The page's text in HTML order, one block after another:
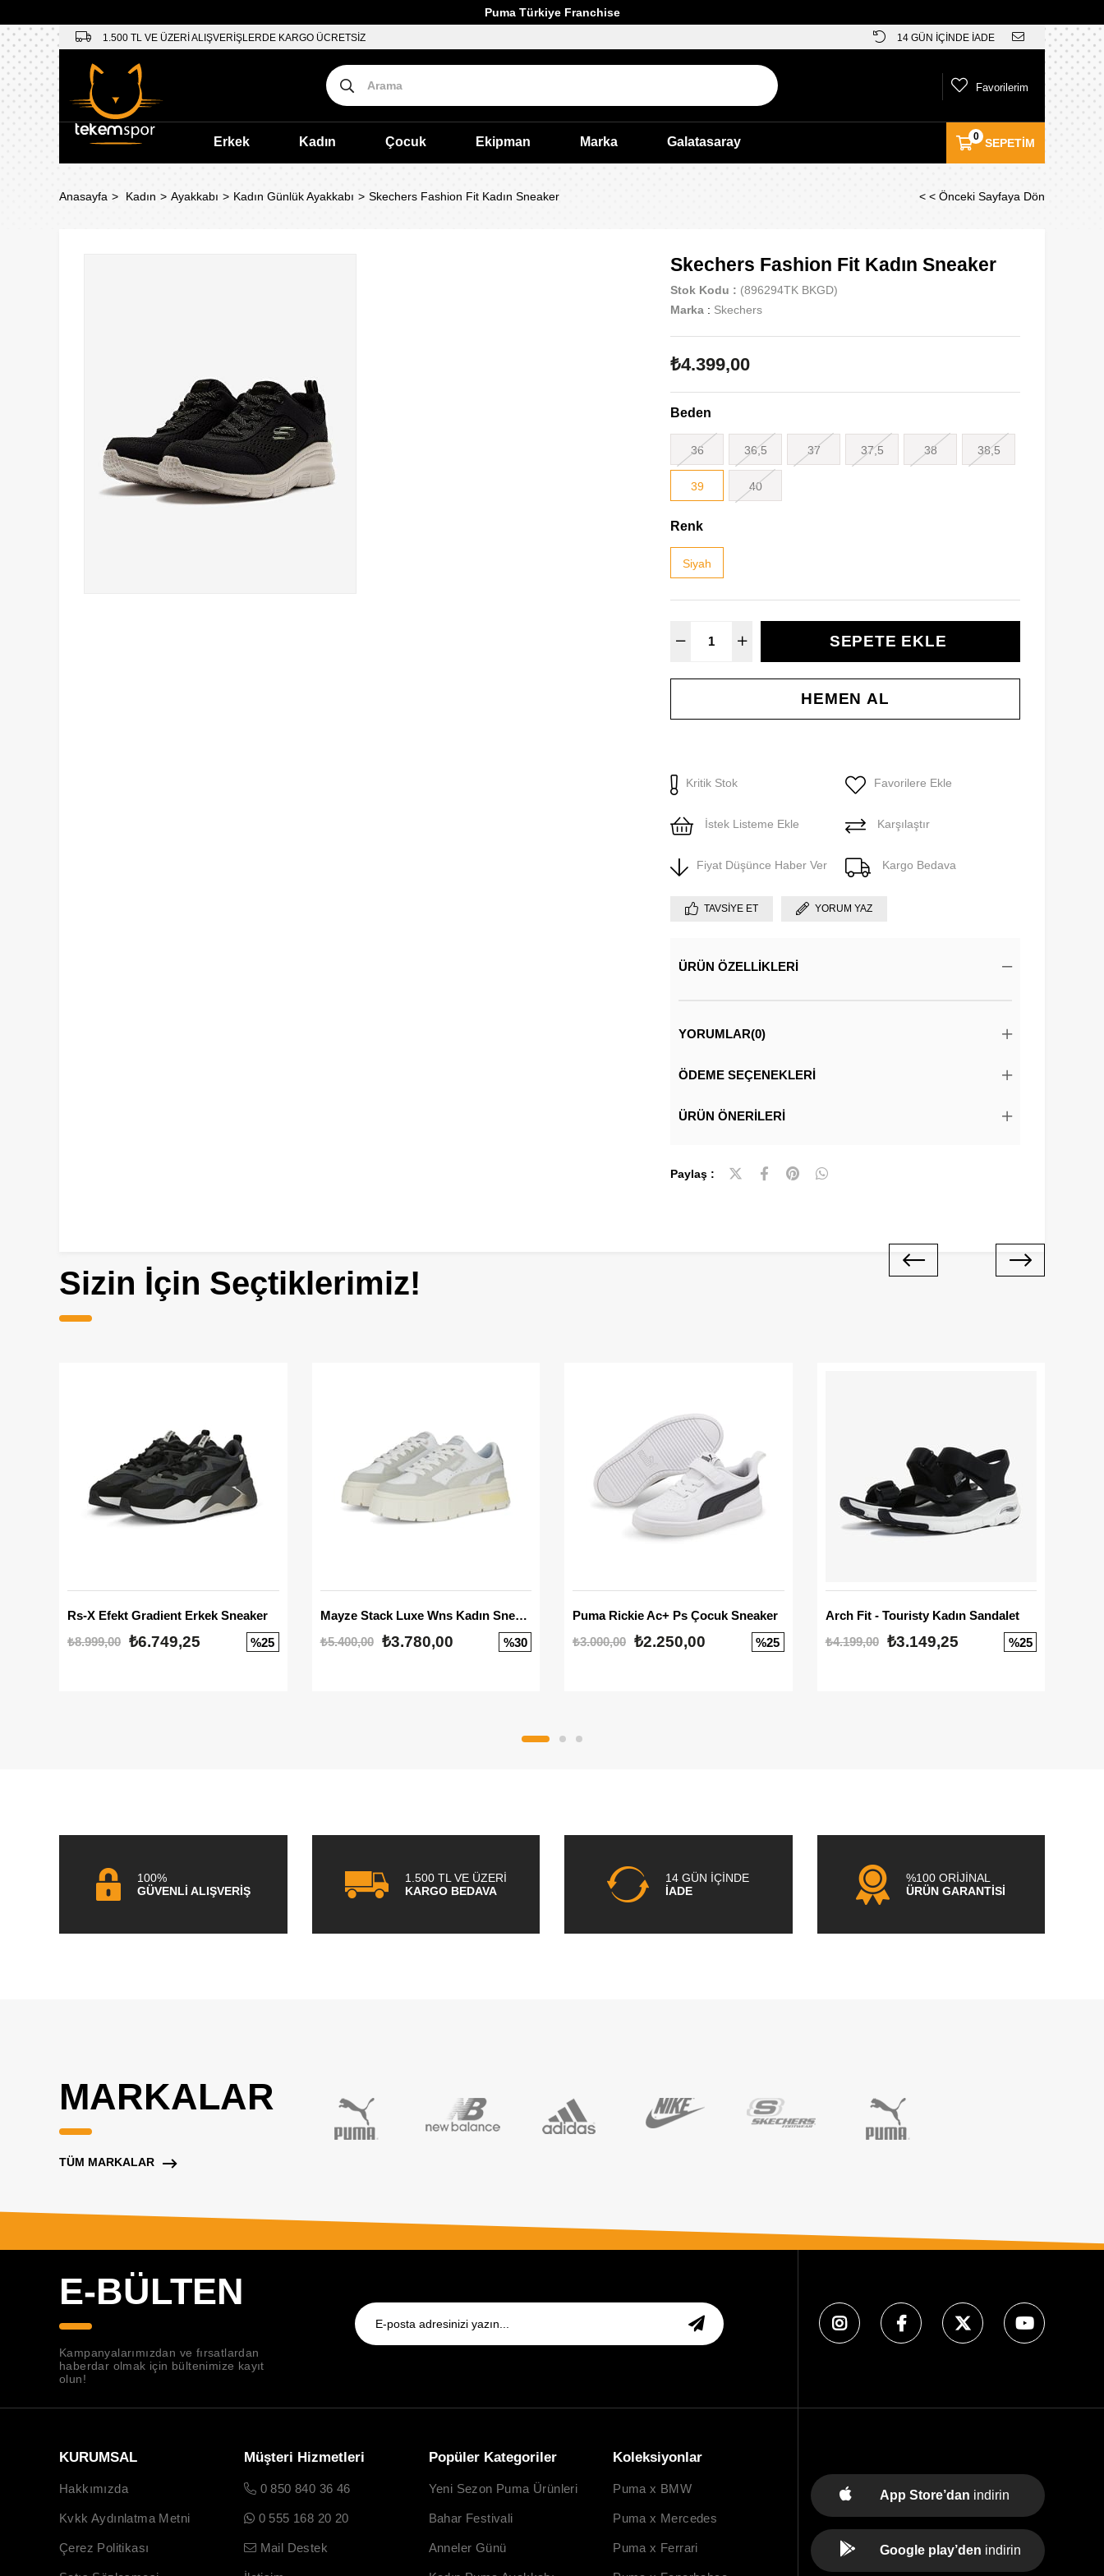
Puma Türkiye Franchise
1.500 TL VE ÜZERİ ALIŞVERİŞLERDE KARGO ÜCRETSİZ 14 GÜN İÇİNDE İADE
SEPETIM
0
Favorilerim
Erkek Kadın Çocuk Ekipman Marka Galatasaray
Anasayfa Kadın Ayakkabı Kadın Günlük Ayakkabı Skechers Fashion Fit Kadın Sneaker < < Önceki Sayfaya Dön
Skechers Fashion Fit Kadın Sneaker
Stok Kodu
(896294TK BKGD)
Marka : Skechers
₺4.399,00
Beden
36 36,5 37 37,5 38 38,5
39 40
Renk
Siyah
Kritik Stok Favorilere Ekle
İstek Listeme Ekle Karşılaştır
Fiyat Düşünce Haber Ver Kargo Bedava
TAVSIYE ET YORUM YAZ
ÜRÜN ÖZELLIKLERI
YORUMLAR(0)
ÖDEME SEÇENEKLERI
ÜRÜN ÖNERILERI
Paylaş :
Sizin İçin Seçtiklerimiz!
Rs-X Efekt Gradient Erkek Sneaker
₺8.999,00 ₺6.749,25 %25
Mayze Stack Luxe Wns Kadın Sneaker
₺5.400,00
₺3.780,00 %30
Puma Rickie Ac+ Ps Çocuk Sneaker
₺3.000,00 ₺2.250,00 %25
Arch Fit - Touristy Kadın Sandalet
₺4.199,00
₺3.149,25 %25
100%
GÜVENLİ ALIŞVERİŞ
1.500 TL VE ÜZERİ
KARGO BEDAVA
14 GÜN İÇİNDE
İADE
%100 ORİJİNAL
ÜRÜN GARANTİSİ
MARKALAR
TÜM MARKALAR
E-BÜLTEN
Kampanyalarımızdan ve fırsatlardan
haberdar olmak için bültenimize kayıt
olun!
KURUMSAL
Hakkımızda
Kvkk Aydınlatma Metni
Çerez Politikası
Müşteri Hizmetleri
0 850 840 36 46
0 555 168 20 20
Mail Destek
Popüler Kategoriler
Yeni Sezon Puma Ürünleri
Bahar Festivali
Anneler Günü
Koleksiyonlar
Puma x BMW
Puma x Mercedes
Puma x Ferrari
App Store’dan indirin
Google play’den indirin